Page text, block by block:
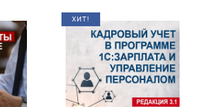
ХИТ!